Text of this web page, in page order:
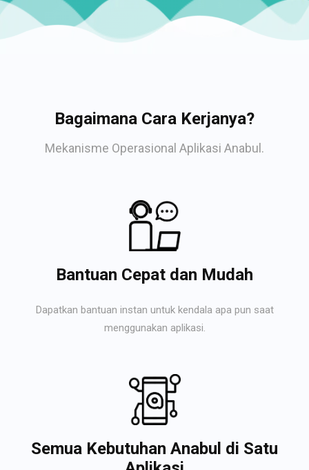
Bagaimana Cara Kerjanya?
Mekanisme Operasional Aplikasi Anabul.
Bantuan Cepat dan Mudah
Dapatkan bantuan instan untuk kendala apa pun saat
menggunakan aplikasi.
Semua Kebutuhan Anabul di Satu